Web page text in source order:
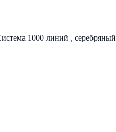
1000 линий , серебряный